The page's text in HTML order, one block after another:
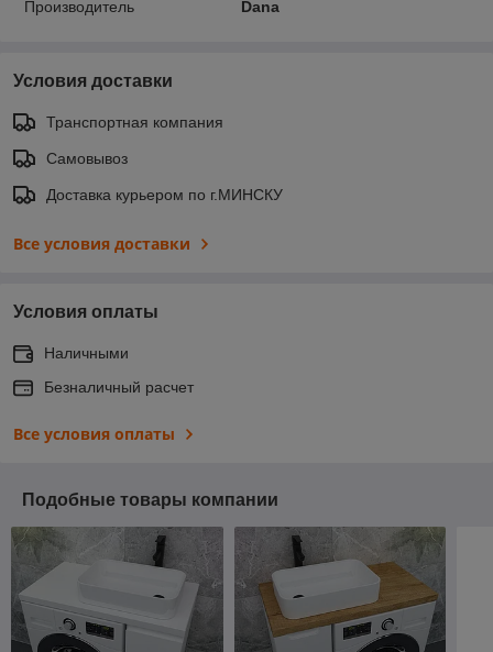
Производитель Dana
Условия доставки
Транспортная компания
Самовывоз
Доставка курьером по г.МИНСКУ
Все условия доставки
Условия оплаты
Наличными
Безналичный расчет
Все условия оплаты
Подобные товары компании